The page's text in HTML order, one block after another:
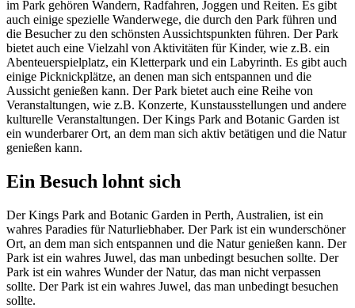
im Park gehören Wandern, Radfahren, Joggen und Reiten. Es gibt
auch einige spezielle Wanderwege, die durch den Park führen und
die Besucher zu den schönsten Aussichtspunkten führen. Der Park
bietet auch eine Vielzahl von Aktivitäten für Kinder, wie z.B. ein
Abenteuerspielplatz, ein Kletterpark und ein Labyrinth. Es gibt auch
einige Picknickplätze, an denen man sich entspannen und die
Aussicht genießen kann. Der Park bietet auch eine Reihe von
Veranstaltungen, wie z.B. Konzerte, Kunstausstellungen und andere
kulturelle Veranstaltungen. Der Kings Park and Botanic Garden ist
ein wunderbarer Ort, an dem man sich aktiv betätigen und die Natur
genießen kann.
Ein Besuch lohnt sich
Der Kings Park and Botanic Garden in Perth, Australien, ist ein
wahres Paradies für Naturliebhaber. Der Park ist ein wunderschöner
Ort, an dem man sich entspannen und die Natur genießen kann. Der
Park ist ein wahres Juwel, das man unbedingt besuchen sollte. Der
Park ist ein wahres Wunder der Natur, das man nicht verpassen
sollte. Der Park ist ein wahres Juwel, das man unbedingt besuchen
sollte.